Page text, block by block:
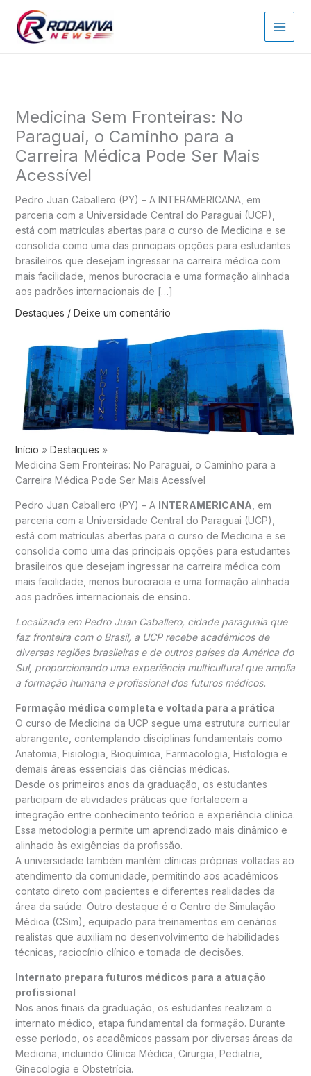
para
Medicina Sem Fronteiras: No
Paraguai, o Caminho para a
Carreira Médica Pode Ser Mais
Acessível
Pedro Juan Caballero (PY) – A INTERAMERICANA, em
parceria com a Universidade Central do Paraguai (UCP),
está com matrículas abertas para o curso de Medicina e se
consolida como uma das principais opções para estudantes
brasileiros que desejam ingressar na carreira médica com
mais facilidade, menos burocracia e uma formação alinhada
aos padrões internacionais de […]
Destaques / Deixe um comentário
Início
Destaques
Medicina Sem Fronteiras: No Paraguai, o Caminho para a
Carreira Médica Pode Ser Mais Acessível
Pedro Juan Caballero (PY) – A INTERAMERICANA , em
parceria com a Universidade Central do Paraguai (UCP),
está com matrículas abertas para o curso de Medicina e se
consolida como uma das principais opções para estudantes
brasileiros que desejam ingressar na carreira médica com
mais facilidade, menos burocracia e uma formação alinhada
aos padrões internacionais de ensino.
Localizada em Pedro Juan Caballero, cidade paraguaia que
faz fronteira com o Brasil, a UCP recebe acadêmicos de
diversas regiões brasileiras e de outros países da América do
Sul, proporcionando uma experiência multicultural que amplia
a formação humana e profissional dos futuros médicos.
Formação médica completa e voltada para a prática
O curso de Medicina da UCP segue uma estrutura curricular
abrangente, contemplando disciplinas fundamentais como
Anatomia, Fisiologia, Bioquímica, Farmacologia, Histologia e
demais áreas essenciais das ciências médicas.
Desde os primeiros anos da graduação, os estudantes
participam de atividades práticas que fortalecem a
integração entre conhecimento teórico e experiência clínica.
Essa metodologia permite um aprendizado mais dinâmico e
alinhado às exigências da profissão.
A universidade também mantém clínicas próprias voltadas ao
atendimento da comunidade, permitindo aos acadêmicos
contato direto com pacientes e diferentes realidades da
área da saúde. Outro destaque é o Centro de Simulação
Médica (CSim), equipado para treinamentos em cenários
realistas que auxiliam no desenvolvimento de habilidades
técnicas, raciocínio clínico e tomada de decisões.
Internato prepara futuros médicos para a atuação
profissional
Nos anos finais da graduação, os estudantes realizam o
internato médico, etapa fundamental da formação. Durante
esse período, os acadêmicos passam por diversas áreas da
Medicina, incluindo Clínica Médica, Cirurgia, Pediatria,
Ginecologia e Obstetrícia.